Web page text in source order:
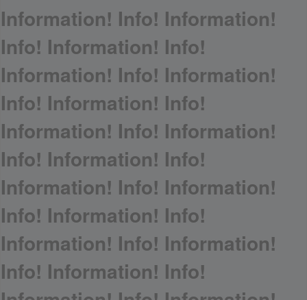
Information! Info! Information!
Info! Information! Info!
Information! Info! Information!
Info! Information! Info!
Information! Info! Information!
Info! Information! Info!
Information! Info! Information!
Info! Information! Info!
Information! Info! Information!
Info! Information! Info!